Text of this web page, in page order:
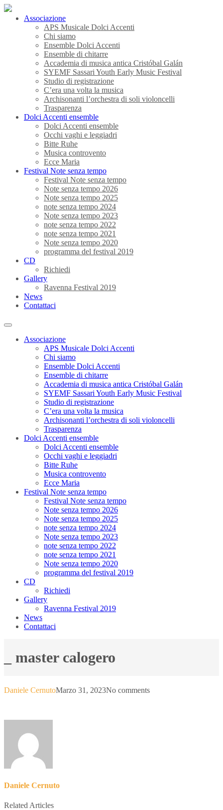
Associazione
APS Musicale Dolci Accenti
Chi siamo
Ensemble Dolci Accenti
Ensemble di chitarre
Accademia di musica antica Cristóbal Galán
SYEMF Sassari Youth Early Music Festival
Studio di registrazione
C’era una volta la musica
Archisonanti l’orchestra di soli violoncelli
Trasparenza
Dolci Accenti ensemble
Dolci Accenti ensemble
Occhi vaghi e leggiadri
Bitte Ruhe
Musica controvento
Ecce Maria
Festival Note senza tempo
Festival Note senza tempo
Note senza tempo 2026
Note senza tempo 2025
note senza tempo 2024
Note senza tempo 2023
note senza tempo 2022
note senza tempo 2021
Note senza tempo 2020
programma del festival 2019
CD
Richiedi
Gallery
Ravenna Festival 2019
News
Contattaci
Associazione
APS Musicale Dolci Accenti
Chi siamo
Ensemble Dolci Accenti
Ensemble di chitarre
Accademia di musica antica Cristóbal Galán
SYEMF Sassari Youth Early Music Festival
Studio di registrazione
C’era una volta la musica
Archisonanti l’orchestra di soli violoncelli
Trasparenza
Dolci Accenti ensemble
Dolci Accenti ensemble
Occhi vaghi e leggiadri
Bitte Ruhe
Musica controvento
Ecce Maria
Festival Note senza tempo
Festival Note senza tempo
Note senza tempo 2026
Note senza tempo 2025
note senza tempo 2024
Note senza tempo 2023
note senza tempo 2022
note senza tempo 2021
Note senza tempo 2020
programma del festival 2019
CD
Richiedi
Gallery
Ravenna Festival 2019
News
Contattaci
_ master calogero
Daniele CernutoMarzo 31, 2023No comments
Daniele Cernuto
Related Articles